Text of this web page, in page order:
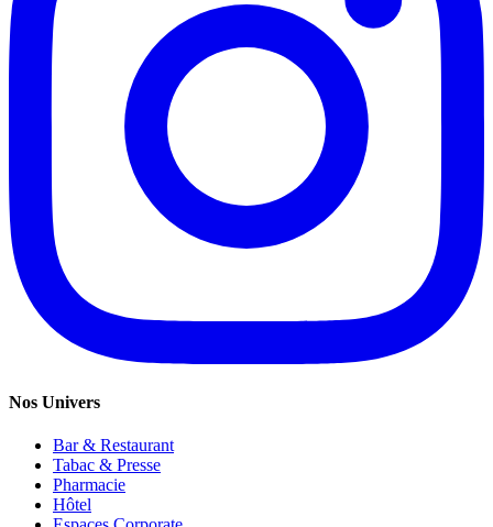
Nos Univers
Bar & Restaurant
Tabac & Presse
Pharmacie
Hôtel